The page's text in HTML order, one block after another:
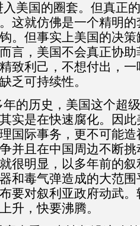
美国的圈套。但真正
这就仿佛是一个精明
。但事实上美国的决
言，美国不会真正协
致利己，不想付出，
乏可持续性。
年的历史，美国这个超
实是在快速腐化。因
国际事务，更不可能
并且在中国周边不断
很明显，以多年前的
和毒气弹造成的大范
要对叙利亚政府动武
升，快要沸腾。